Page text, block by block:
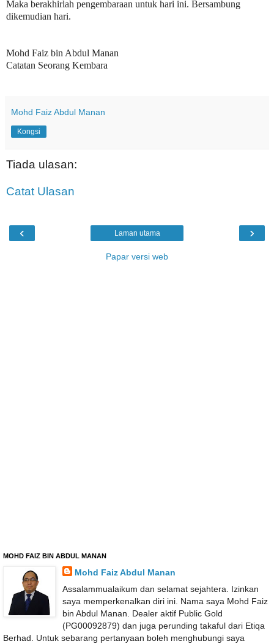
Maka berakhirlah pengembaraan untuk hari ini. Bersambung
dikemudian hari.
Mohd Faiz bin Abdul Manan
Catatan Seorang Kembara
Mohd Faiz Abdul Manan
Kongsi
Tiada ulasan:
Catat Ulasan
‹ ›
Laman utama
Papar versi web
MOHD FAIZ BIN ABDUL MANAN
Mohd Faiz Abdul Manan
Assalammualaikum dan selamat sejahtera. Izinkan
saya memperkenalkan diri ini. Nama saya Mohd Faiz
bin Abdul Manan. Dealer aktif Public Gold
(PG00092879) dan juga perunding takaful dari Etiqa
Berhad. Untuk sebarang pertanyaan boleh menghubungi saya